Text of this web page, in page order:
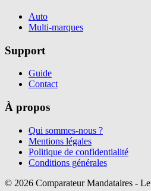
Auto
Multi-marques
Support
Guide
Contact
À propos
Qui sommes-nous ?
Mentions légales
Politique de confidentialité
Conditions générales
© 2026 Comparateur Mandataires -